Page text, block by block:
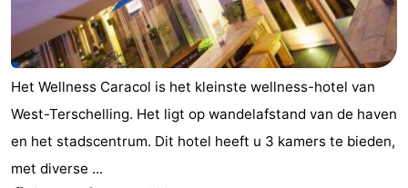
Het Wellness Caracol is het kleinste wellness-hotel van
West-Terschelling. Het ligt op wandelafstand van de haven
en het stadscentrum. Dit hotel heeft u 3 kamers te bieden,
met diverse ...